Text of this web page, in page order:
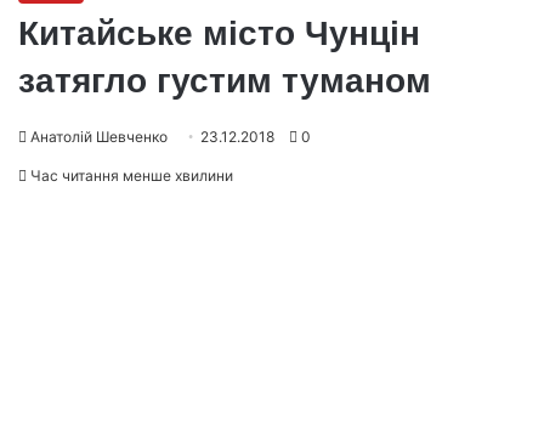
Китайське місто Чунцін
затягло густим туманом
Анатолій Шевченко 23.12.2018 0
Час читання менше хвилини